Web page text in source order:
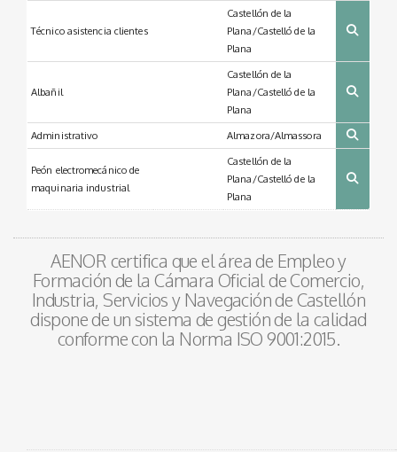
Técnico asistencia clientes
Castellón de la
Plana/Castelló de la
Plana
Albañil
Castellón de la
Plana/Castelló de la
Plana
Administrativo
Almazora/Almassora
Peón electromecánico de
maquinaria industrial
Castellón de la
Plana/Castelló de la
Plana
AENOR certifica que el área de Empleo y
Formación de la Cámara Oficial de Comercio,
Industria, Servicios y Navegación de Castellón
dispone de un sistema de gestión de la calidad
conforme con la Norma ISO 9001:2015.